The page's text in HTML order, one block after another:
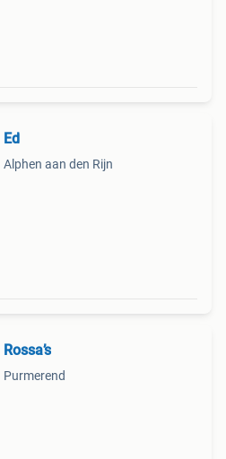
Ed
Alphen aan den Rijn
Rossa’s
Purmerend